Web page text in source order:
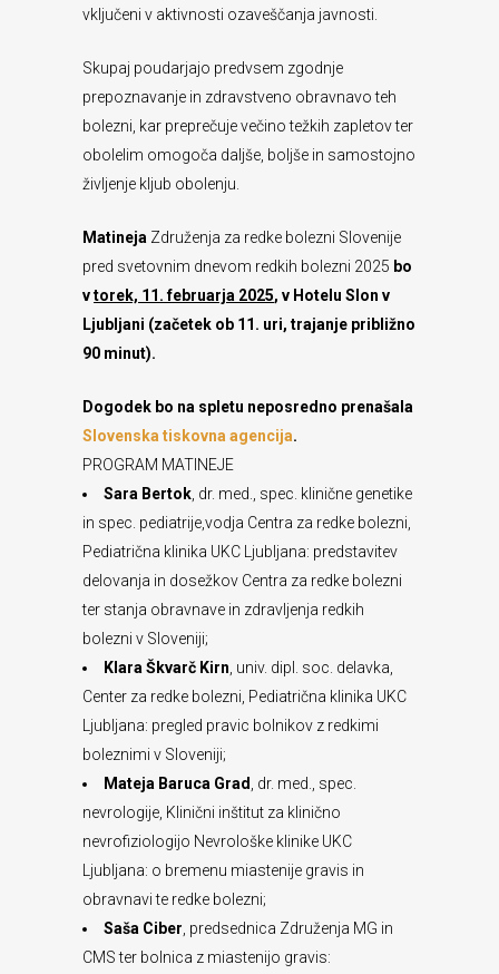
vključeni v aktivnosti ozaveščanja javnosti.
Skupaj poudarjajo predvsem zgodnje
prepoznavanje in zdravstveno obravnavo teh
bolezni, kar preprečuje večino težkih zapletov ter
obolelim omogoča daljše, boljše in samostojno
življenje kljub obolenju.
Matineja Združenja za redke bolezni Slovenije
pred svetovnim dnevom redkih bolezni 2025 bo
vtorek, 11. februarja 2025, v Hotelu Slon v
Ljubljani (začetek ob 11. uri, trajanje približno
90 minut).
Dogodek bo na spletu neposredno prenašala
Slovenska tiskovna agencija.
PROGRAM MATINEJE
Sara Bertok , dr. med., spec. klinične genetike
in spec. pediatrije,vodja Centra za redke bolezni,
Pediatrična klinika UKC Ljubljana: predstavitev
delovanja in dosežkov Centra za redke bolezni
ter stanja obravnave in zdravljenja redkih
bolezni v Sloveniji;
Klara Škvarč Kirn , univ. dipl. soc. delavka,
Center za redke bolezni, Pediatrična klinika UKC
Ljubljana: pregled pravic bolnikov z redkimi
boleznimi v Sloveniji;
Mateja Baruca Grad
, dr. med., spec.
nevrologije, Klinični inštitut za klinično
nevrofiziologijo Nevrološke klinike UKC
Ljubljana: o bremenu miastenije gravis in
obravnavi te redke bolezni;
Saša Ciber , predsednica Združenja MG in
CMS ter bolnica z miastenijo gravis: